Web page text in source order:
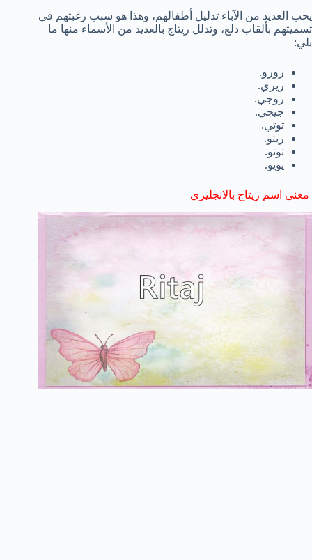
يحب العديد من الآباء تدليل أطفالهم، وهذا هو سبب رغبتهم في
تسميتهم بألقاب دلع، وتدلل ريتاج بالعديد من الأسماء منها ما
يلي:
رورو.
ريري.
روجي.
جيجي.
توتي.
ريتو.
توتو.
يويو.
معنى اسم ريتاج بالانجليزي